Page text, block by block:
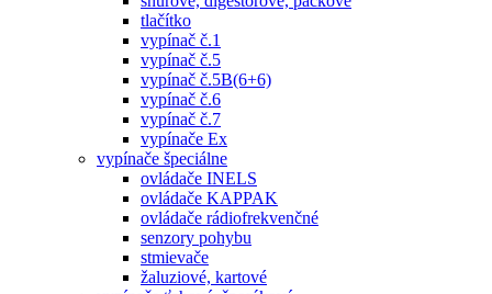
tlačítko
vypínač č.1
vypínač č.5
vypínač č.5B(6+6)
vypínač č.6
vypínač č.7
vypínače Ex
vypínače špeciálne
ovládače INELS
ovládače KAPPAK
ovládače rádiofrekvenčné
senzory pohybu
stmievače
žaluziové, kartové